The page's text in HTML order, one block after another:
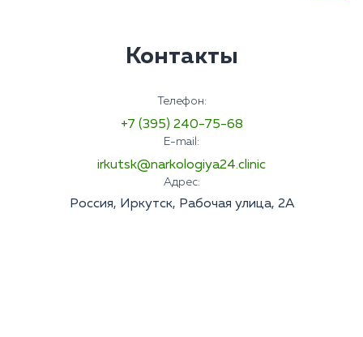
Контакты
Телефон:
+7 (395) 240-75-68
E-mail:
irkutsk@narkologiya24.clinic
Адрес:
Россия, Иркутск, Рабочая улица, 2А